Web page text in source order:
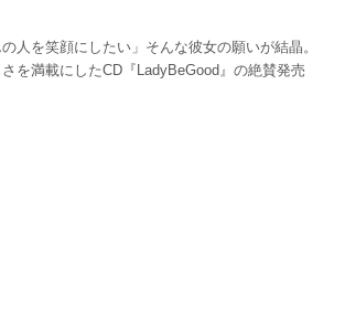
人を笑顔にしたい」そんな彼女の願いが結晶。
を満載にしたCD『LadyBeGood』の絶賛発売